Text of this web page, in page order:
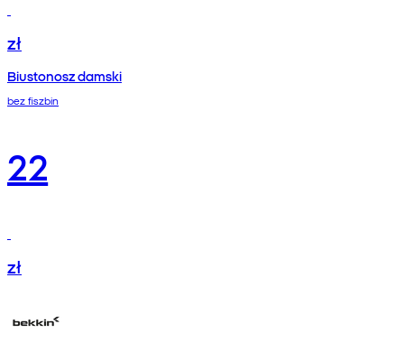
zł
Biustonosz damski
bez fiszbin
22
zł